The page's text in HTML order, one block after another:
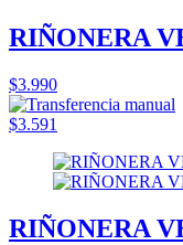
RIÑONERA
$3.990
$3.591
RIÑONERA